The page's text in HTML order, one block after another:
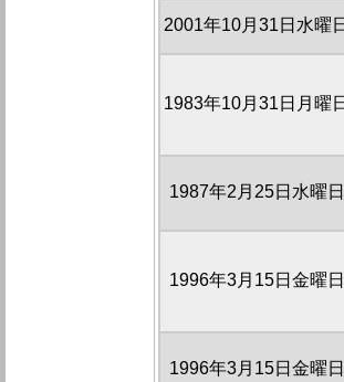
2001年10月31日水曜日
1983年10月31日月曜日
1987年2月25日水曜日
1996年3月15日金曜日
1996年3月15日金曜日